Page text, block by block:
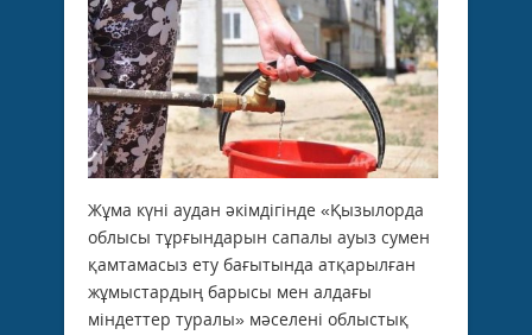
Жұма күні аудан әкімдігінде «Қызылорда
облысы тұрғындарын сапалы ауыз сумен
қамтамасыз ету бағытында атқарылған
жұмыстардың барысы мен алдағы
міндеттер туралы» мәселені облыстық